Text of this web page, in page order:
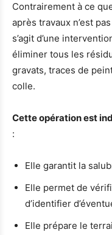
Contrairement à ce
après travaux n’est
s’agit d’une
éliminer tous les
gravats, traces de
colle.
Cette opération est
:
Elle garantit la
Elle permet de
d’identifier
Elle prépare le